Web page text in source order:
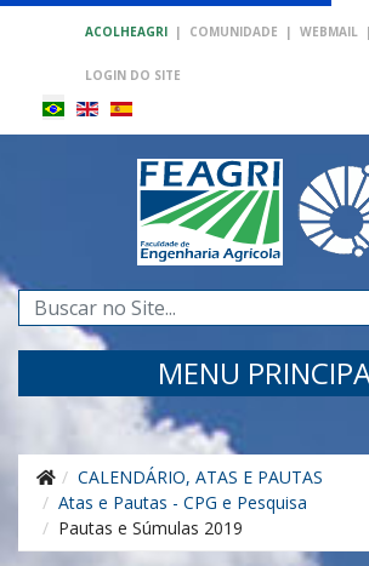
ACOLHEAGRI | COMUNIDADE | WEBMAIL |
LOGIN DO SITE
Pesquisar...
MENU
CALENDÁRIO, ATAS E PAUTAS
Atas e Pautas - CPG e Pesquisa
Pautas e Súmulas 2019